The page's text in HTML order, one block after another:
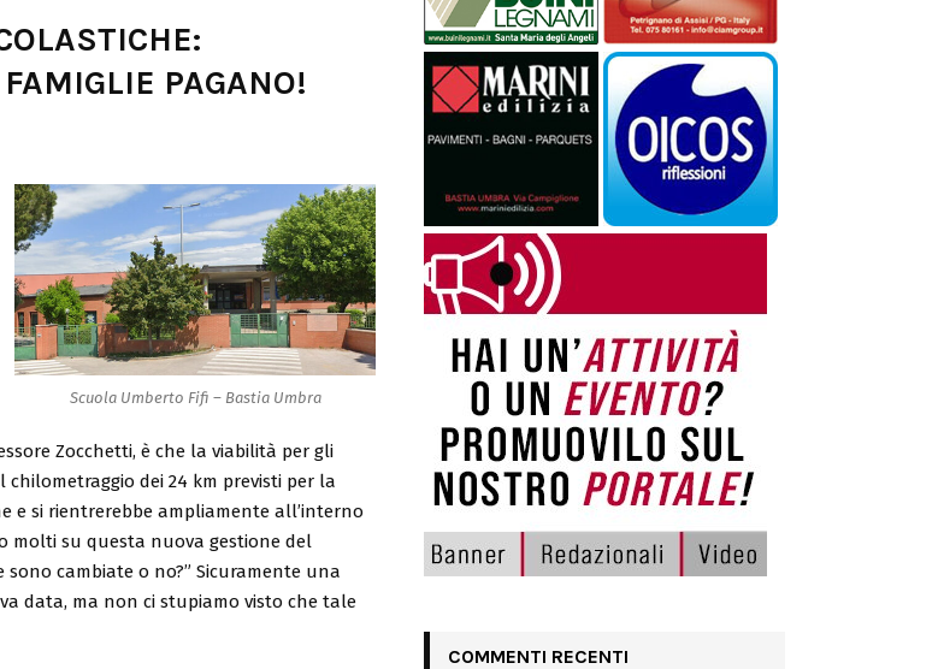
PAGANO!
Scuola Umberto Fifi – Bastia Umbra
Zocchetti, è che la viabilità per gli
dei 24 km previsti per la
e si rientrerebbe ampliamente all’interno
molti su questa nuova gestione del
sono cambiate o no?” Sicuramente una
data, ma non ci stupiamo visto che tale
COMMENTI RECENTI